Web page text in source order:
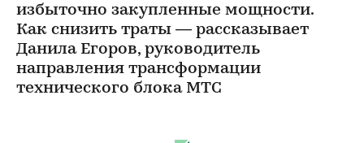
избыточно закупленные мощности.
Как снизить траты — рассказывает
Данила Егоров, руководитель
направления трансформации
технического блока МТС